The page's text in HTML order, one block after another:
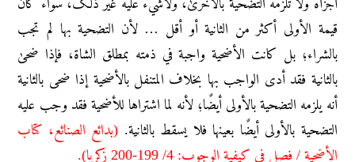
أجزأه ولا تلزمه التضحیة بالأخریٰ، ولاشيء علیه غیر ذلک، سواء کان
قیمة الأولی أکثر من الثانیة أو أقل … لأن التضحیة بها لم تجب
بالشراء؛ بل کانت الأضحیة واجبة في ذمته بمطلق الشاة، فإذا ضحیٰ
بالثانیة فقد أدی الواجب بها بخلاف المتنفل بالأضحیة إذا ضحی بالثانیة
أنه یلزمه التضحیة بالأولی أیضًا؛ لأنه لما اشتراها للأضحیة فقد وجب علیه
التضحیة بالأولی أیضًا بعینها فلا یسقط بالثانیة. (بدائع الصنائع، کتاب
الأضحیة / فصل في کیفیة الوجوب: 4/ 199-200 زکریا).